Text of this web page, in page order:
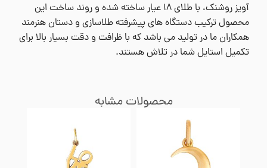
محصولات مشابه
آویز روشنک، با طلای ۱۸ عیار ساخته شده و روند ساخت این
محصول ترکیب دستگاه های پیشرفته طلاسازی و دستان هنرمند
همکاران ما در تولید می باشد که با ظرافت و دقت بسیار بالا برای
تکمیل استایل شما در تلاش هستند.